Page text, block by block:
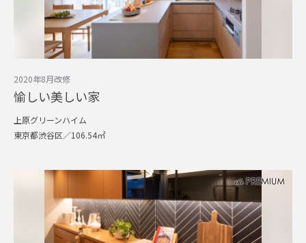
2020年8月改修
愉しい美しい家
上原グリーンハイム
東京都渋谷区／106.54㎡